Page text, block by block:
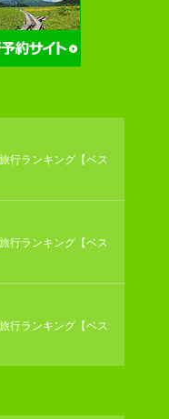
行ランキング【ベス
行ランキング【ベス
行ランキング【ベス